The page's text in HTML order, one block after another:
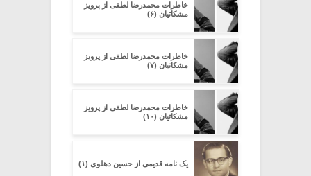
خاطرات محمدرضا لطفی از پرویز
مشکاتیان (۶)
خاطرات محمدرضا لطفی از پرویز
مشکاتیان (۷)
خاطرات محمدرضا لطفی از پرویز
مشکاتیان (۱۰)
یک نامه قدیمی از حسین دهلوی (۱)